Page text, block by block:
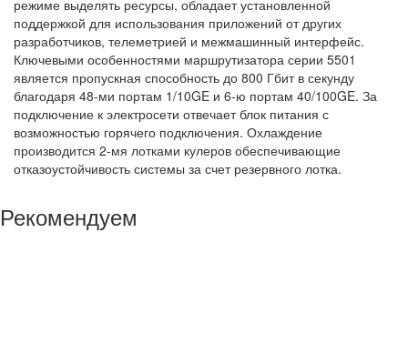
режиме выделять ресурсы, обладает установленной
поддержкой для использования приложений от других
разработчиков, телеметрией и межмашинный интерфейс.
Ключевыми особенностями маршрутизатора серии 5501
является пропускная способность до 800 Гбит в секунду
благодаря 48-ми портам 1/10GE и 6-ю портам 40/100GE. За
подключение к электросети отвечает блок питания с
возможностью горячего подключения. Охлаждение
производится 2-мя лотками кулеров обеспечивающие
отказоустойчивость системы за счет резервного лотка.
Рекомендуем